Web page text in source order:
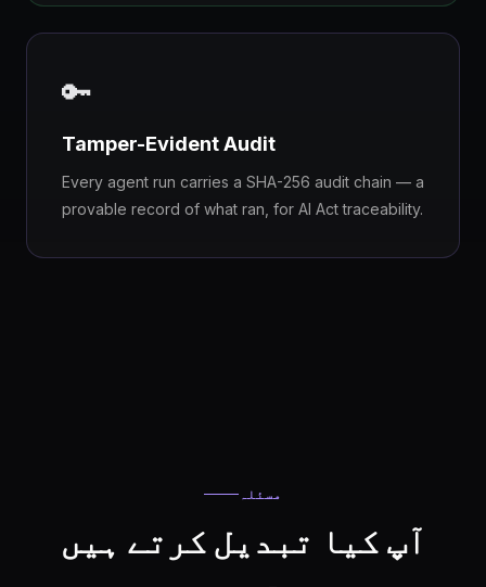
🔑
Tamper-Evident Audit
Every agent run carries a SHA-256 audit chain — a
provable record of what ran, for AI Act traceability.
مسئلہ
آپ کیا تبدیل کرتے ہیں